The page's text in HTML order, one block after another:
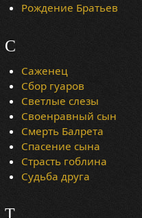
Рождение Братьев
С
Саженец
Сбор гуаров
Светлые слезы
Своенравный сын
Смерть Балрета
Спасение сына
Страсть гоблина
Судьба друга
Т